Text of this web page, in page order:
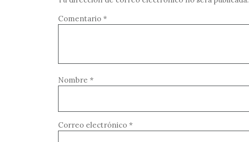
Comentario *
Nombre *
Correo electrónico *